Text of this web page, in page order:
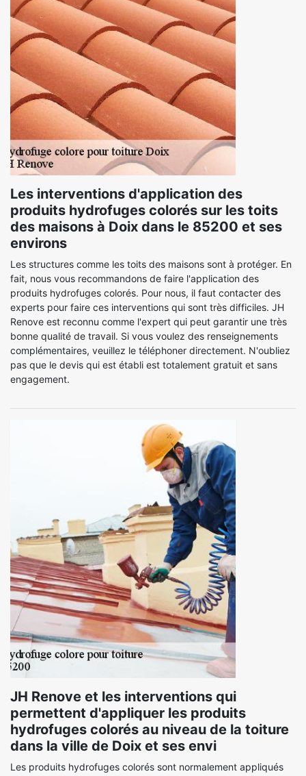
Les interventions d'application des
produits hydrofuges colorés sur les toits
des maisons à Doix dans le 85200 et ses
environs
Les structures comme les toits des maisons sont à protéger. En
fait, nous vous recommandons de faire l'application des
produits hydrofuges colorés. Pour nous, il faut contacter des
experts pour faire ces interventions qui sont très difficiles. JH
Renove est reconnu comme l'expert qui peut garantir une très
bonne qualité de travail. Si vous voulez des renseignements
complémentaires, veuillez le téléphoner directement. N'oubliez
pas que le devis qui est établi est totalement gratuit et sans
engagement.
JH Renove et les interventions qui
permettent d'appliquer les produits
hydrofuges colorés au niveau de la toiture
dans la ville de Doix et ses envi
Les produits hydrofuges colorés sont normalement appliqués